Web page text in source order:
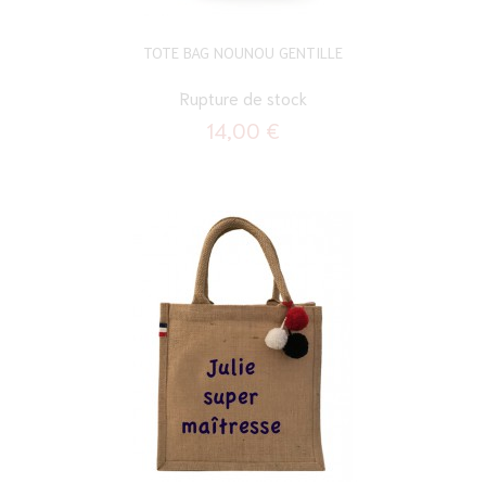
TOTE BAG NOUNOU GENTILLE
Rupture de stock
14,00 €